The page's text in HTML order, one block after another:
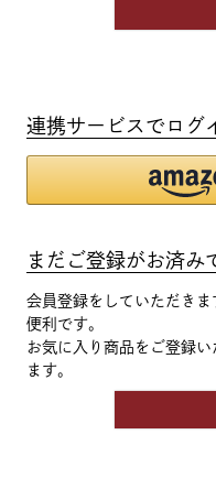
連携サービスでログ
まだご登録がお済み
会員登録をしていただき
便利です。
お気に入り商品をご登録
ます。